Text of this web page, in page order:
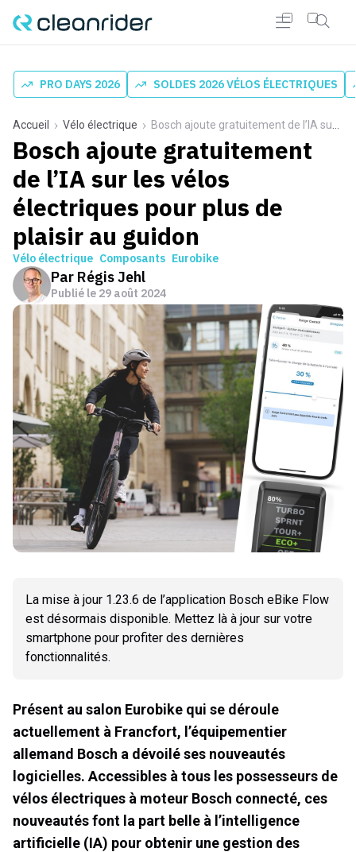
PRO DAYS 2026 SOLDES 2026 VÉLOS ÉLECTRIQUES
Accueil Vélo électrique Bosch ajoute gratuitement de l’IA sur les vélos électriques pour plus de plaisir au guidon
Bosch ajoute gratuitement
de l’IA sur les vélos
électriques pour plus de
plaisir au guidon
Vélo électrique Composants Eurobike
Par Régis Jehl
Publié le 29 août 2024
La mise à jour 1.23.6 de l’application Bosch eBike Flow
est désormais disponible. Mettez là à jour sur votre
smartphone pour profiter des dernières
fonctionnalités.
Présent au salon Eurobike qui se déroule
actuellement à Francfort, l’équipementier
allemand Bosch a dévoilé ses nouveautés
logicielles. Accessibles à tous les possesseurs de
vélos électriques à moteur Bosch connecté, ces
nouveautés font la part belle à l’intelligence
artificielle (IA) pour obtenir une gestion des